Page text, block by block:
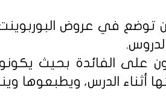
على الفائدة بحيث
أثناء الدرس، ويطبعوها